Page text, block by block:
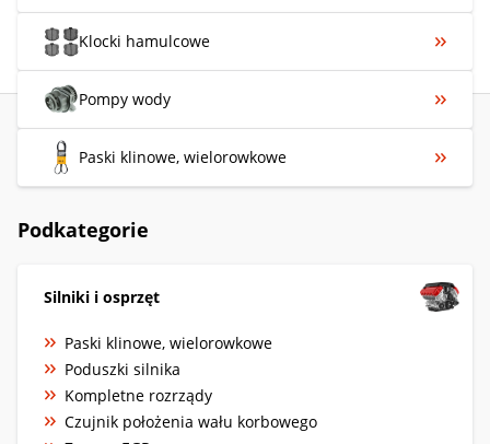
Klocki hamulcowe
Pompy wody
Paski klinowe, wielorowkowe
Podkategorie
Silniki i osprzęt
Paski klinowe, wielorowkowe
Poduszki silnika
Kompletne rozrządy
Czujnik położenia wału korbowego